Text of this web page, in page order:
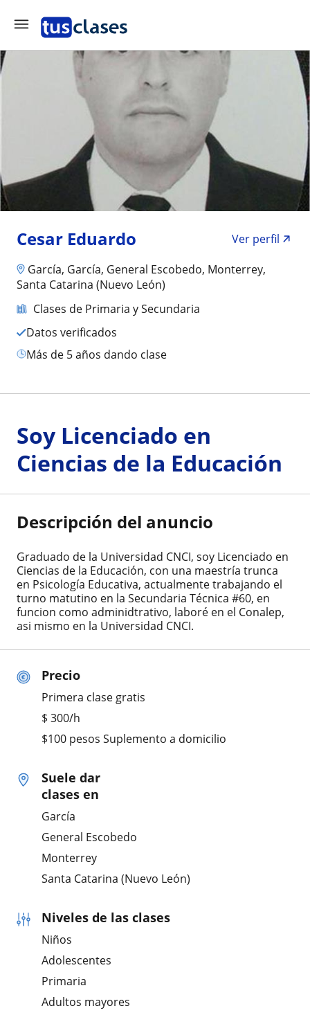
Cesar Eduardo
Ver perfil
García, García, General Escobedo, Monterrey,
Santa Catarina (Nuevo León)
Clases de Primaria y Secundaria
Datos verificados
más de 5 años dando clase
Precio
Primera clase gratis
$ 300/h
$100 pesos Suplemento a domicilio
Suele dar
clases en
García
General Escobedo
Monterrey
Santa Catarina (Nuevo León)
Niveles de las clases
Niños
Adolescentes
Primaria
Adultos mayores
Soy Licenciado en
Ciencias de la Educación
Descripción del anuncio
Graduado de la Universidad CNCI, soy Licenciado en
Ciencias de la Educación, con una maestría trunca
en Psicología Educativa, actualmente trabajando el
turno matutino en la Secundaria Técnica #60, en
funcion como adminidtrativo, laboré en el Conalep,
asi mismo en la Universidad CNCI.